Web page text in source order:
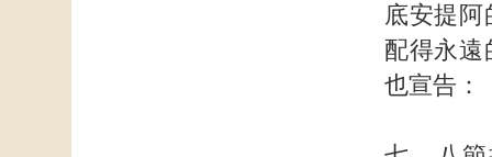
底安提
配得永遠
也宣告：